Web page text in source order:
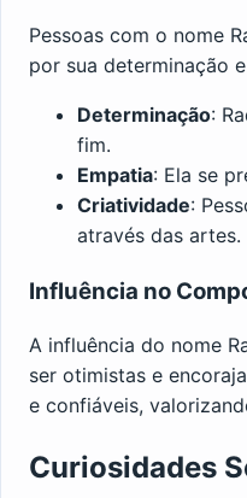
Pessoas com o nome
por sua determinação
Determinação:
fim.
Empatia: Ela se
Criatividade:
através das artes.
Influência no
A influência do nome
ser otimistas e
e confiáveis,
Curiosidades